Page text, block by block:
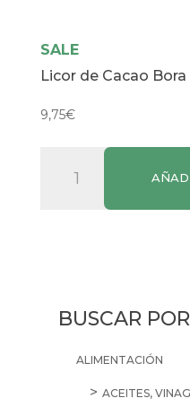
SALE
Licor de Cacao Bora
9,75€
BUSCAR
ALIMENTACIÓN
ACEITES,